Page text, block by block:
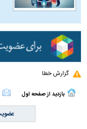
گزارش خطا
بازدید از صفحه اول